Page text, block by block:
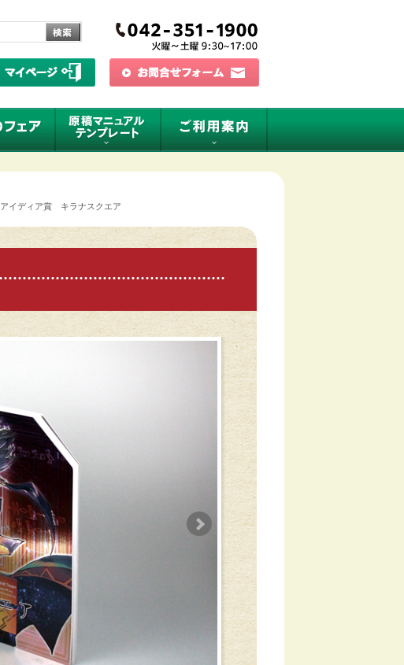
アイディア賞 キラナスクエア